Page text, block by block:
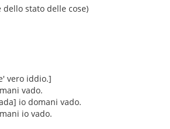
stato delle cose)
vero iddio.]
vado.
io domani vado.
io vado.